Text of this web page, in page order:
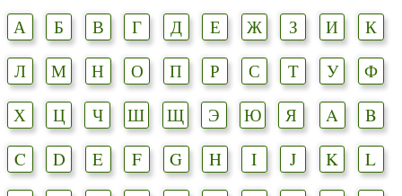
А Б В Г Д Е Ж З И
К
Л
М Н О П Р С Т У
Ф
Х
Ц Ч Ш Щ Э Ю Я A
B
C
D E F G H I J K
L